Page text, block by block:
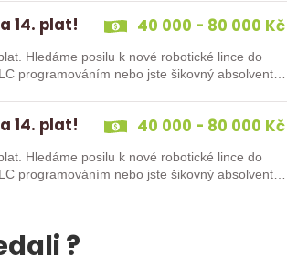
14. plat! 40 000 - 80 000 Kč
do
zkušenosti s PLC programováním nebo jste šikovný absolvent…
14. plat! 40 000 - 80 000 Kč
do
zkušenosti s PLC programováním nebo jste šikovný absolvent…
?